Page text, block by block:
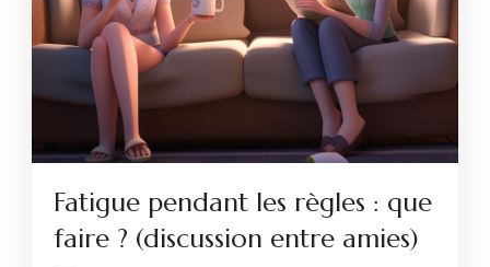
Fatigue pendant les règles : que
faire ? (discussion entre amies)